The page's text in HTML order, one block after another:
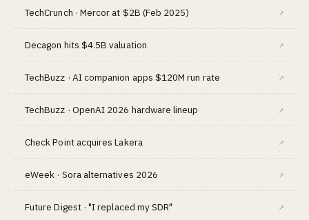
TechCrunch · Mercor at $2B (Feb 2025) ↗
Decagon hits $4.5B valuation ↗
TechBuzz · AI companion apps $120M run rate ↗
TechBuzz · OpenAI 2026 hardware lineup ↗
Check Point acquires Lakera ↗
eWeek · Sora alternatives 2026 ↗
Future Digest · "I replaced my SDR" ↗